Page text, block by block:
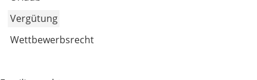
Vergütung
Wettbewerbsrecht